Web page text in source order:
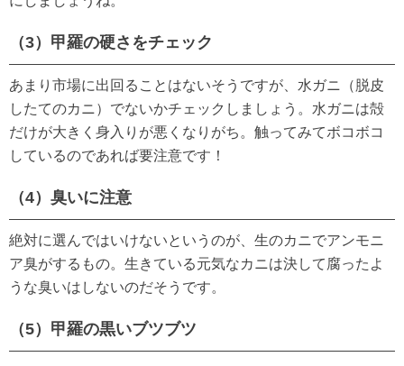
（3）甲羅の硬さをチェック
あまり市場に出回ることはないそうですが、水ガニ（脱皮
したてのカニ）でないかチェックしましょう。水ガニは殻
だけが大きく身入りが悪くなりがち。触ってみてボコボコ
しているのであれば要注意です！
（4）臭いに注意
絶対に選んではいけないというのが、生のカニでアンモニ
ア臭がするもの。生きている元気なカニは決して腐ったよ
うな臭いはしないのだそうです。
（5）甲羅の黒いブツブツ